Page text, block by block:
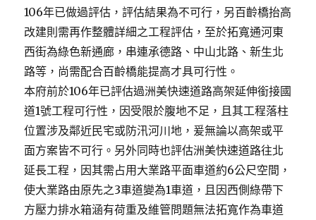
106年已做過評估，評估結果為不可行，另百齡橋抬高
改建則需再作整體詳細之工程評估，至於拓寬通河東
西街為綠色新通廊，串連承德路、中山北路、新生北
路等，尚需配合百齡橋能提高才具可行性。
本府前於106年已評估過洲美快速道路高架延伸銜接國
道1號工程可行性，因受限於腹地不足，且其工程落柱
位置涉及鄰近民宅或防汛河川地，爰無論以高架或平
面方案皆不可行。另外同時也評估洲美快速道路往北
延長工程，因其需占用大業路平面車道約6公尺空間，
使大業路由原先之3車道變為1車道，且因西側綠帶下
方壓力排水箱涵有荷重及維管問題無法拓寬作為車道